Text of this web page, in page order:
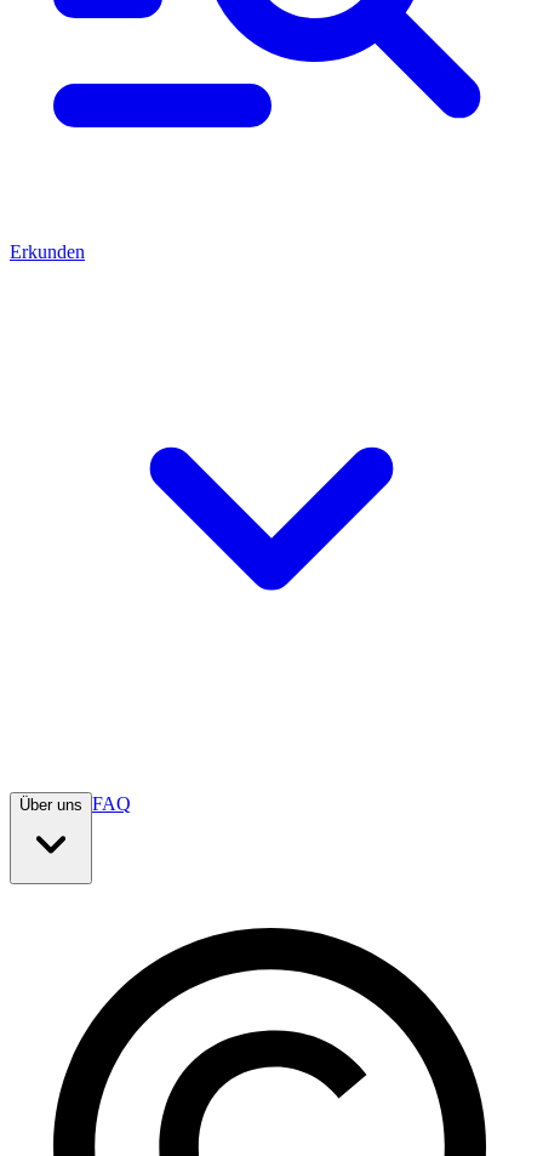
Erkunden
Über uns FAQ